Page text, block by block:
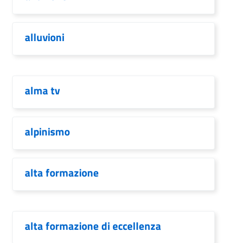
alluvioni
alma tv
alpinismo
alta formazione
alta formazione di eccellenza